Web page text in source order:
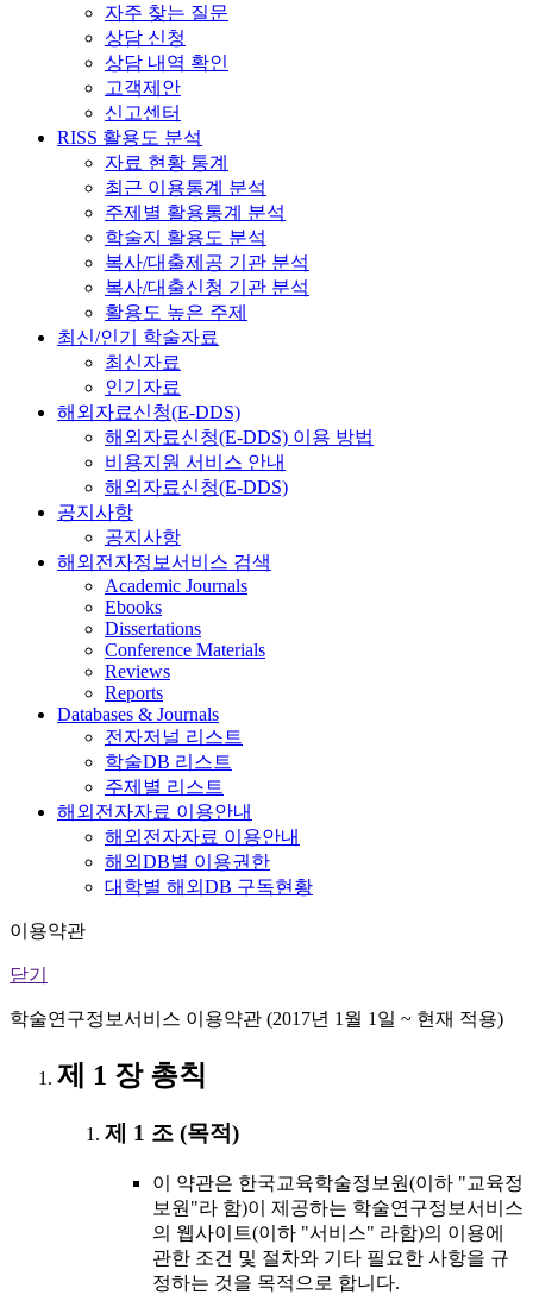
자주 찾는 질문
상담 신청
상담 내역 확인
고객제안
신고센터
RISS 활용도 분석
자료 현황 통계
최근 이용통계 분석
주제별 활용통계 분석
학술지 활용도 분석
복사/대출제공 기관 분석
복사/대출신청 기관 분석
활용도 높은 주제
최신/인기 학술자료
최신자료
인기자료
해외자료신청(E-DDS)
해외자료신청(E-DDS) 이용 방법
비용지원 서비스 안내
해외자료신청(E-DDS)
공지사항
공지사항
해외전자정보서비스 검색
Academic Journals
Ebooks
Dissertations
Conference Materials
Reviews
Reports
Databases & Journals
전자저널 리스트
학술DB 리스트
주제별 리스트
해외전자자료 이용안내
해외전자자료 이용안내
해외DB별 이용권한
대학별 해외DB 구독현황
이용약관
닫기
학술연구정보서비스 이용약관 (2017년 1월 1일 ~ 현재 적용)
제 1 장 총칙
제 1 조 (목적)
이 약관은 한국교육학술정보원(이하 "교육정
보원"라 함)이 제공하는 학술연구정보서비스
의 웹사이트(이하 "서비스" 라함)의 이용에
관한 조건 및 절차와 기타 필요한 사항을 규
정하는 것을 목적으로 합니다.